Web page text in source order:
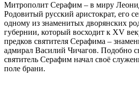
Митрополит Серафим – в миру
Родовитый русский аристократ, его
одному из знаменитых дворянских
губернии, который восходит к XV
предков святителя Серафима –
адмирал Василий Чичагов. Подобно
святитель Серафим начал своё
поле брани.